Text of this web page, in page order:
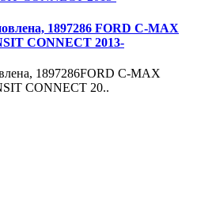
1897286 FORD C-MAX
CONNECT 2013-
1897286FORD C-MAX
CONNECT 20..